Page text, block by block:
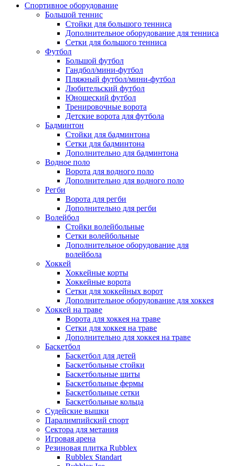
Спортивное оборудование
Большой теннис
Стойки для большого тенниса
Дополнительное оборудование для тенниса
Сетки для большого тенниса
Футбол
Большой футбол
Гандбол/мини-футбол
Пляжный футбол/мини-футбол
Любительский футбол
Юношеский футбол
Тренировочные ворота
Детские ворота для футбола
Бадминтон
Стойки для бадминтона
Сетки для бадминтона
Дополнительно для бадминтона
Водное поло
Ворота для водного поло
Дополнительно для водного поло
Регби
Ворота для регби
Дополнительно для регби
Волейбол
Стойки волейбольные
Сетки волейбольные
Дополнительное оборудование для
волейбола
Хоккей
Хоккейные корты
Хоккейные ворота
Сетки для хоккейных ворот
Дополнительное оборудование для хоккея
Хоккей на траве
Ворота для хоккея на траве
Сетки для хоккея на траве
Дополнительно для хоккея на траве
Баскетбол
Баскетбол для детей
Баскетбольные стойки
Баскетбольные щиты
Баскетбольные фермы
Баскетбольные сетки
Баскетбольные кольца
Судейские вышки
Паралимпийский спорт
Сектора для метания
Игровая арена
Резиновая плитка Rubblex
Rubblex Standart